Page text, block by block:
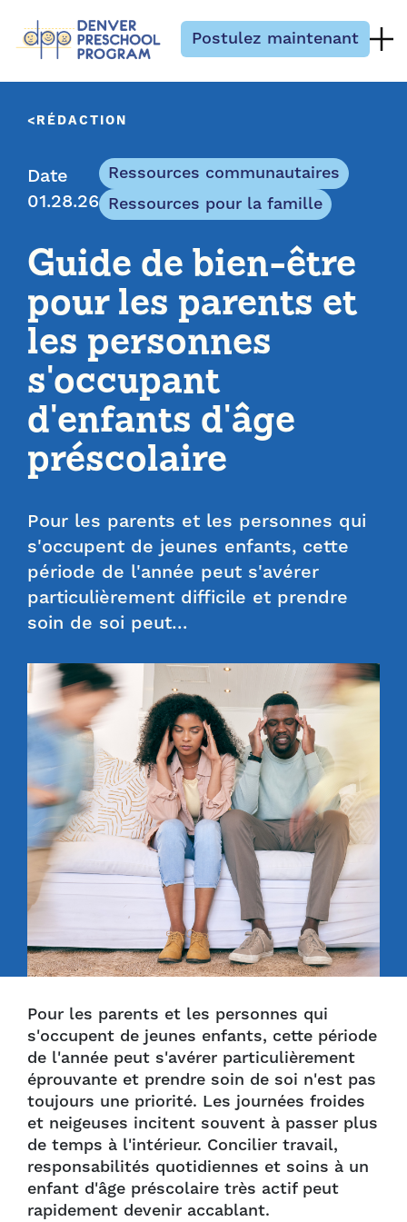
Postulez maintenant
RÉDACTION
Date
01.28.26
Ressources communautaires
Ressources pour la famille
Guide de bien-être
pour les parents et
les personnes
s'occupant
d'enfants d'âge
préscolaire
Pour les parents et les personnes qui
s'occupent de jeunes enfants, cette
période de l'année peut s'avérer
particulièrement difficile et prendre
soin de soi peut…
Pour les parents et les personnes qui
s'occupent de jeunes enfants, cette période
de l'année peut s'avérer particulièrement
éprouvante et prendre soin de soi n'est pas
toujours une priorité. Les journées froides
et neigeuses incitent souvent à passer plus
de temps à l'intérieur. Concilier travail,
responsabilités quotidiennes et soins à un
enfant d'âge préscolaire très actif peut
rapidement devenir accablant.